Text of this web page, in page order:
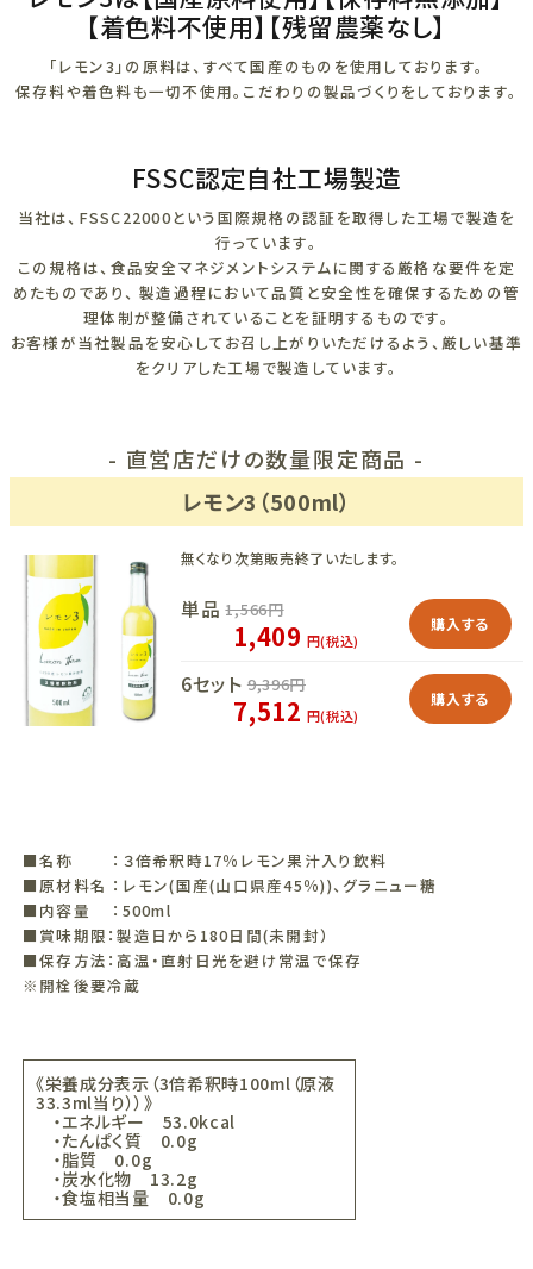
【着色料不使用】【残留農薬なし】
「レモン3」の原料は、すべて国産のものを使用しております。
保存料や着色料も一切不使用。こだわりの製品づくりをしております。
FSSC認定自社工場製造
当社は、FSSC22000という国際規格の認証を取得した工場で製造を
行っています。
この規格は、食品安全マネジメントシステムに関する厳格な要件を定
めたものであり、 製造過程において品質と安全性を確保するための管
理体制が整備されていることを証明するものです。
お客様が当社製品を安心してお召し上がりいただけるよう、厳しい基準
をクリアした工場で製造しています。
- 直営店だけの数量限定商品 -
レモン3（500ml）
無くなり次第販売終了いたします。
単品 1,566円
1,409 円(税込)
購入する
6セット 9,396円
7,512 円(税込)
購入する
■名称 ：３倍希釈時17％レモン果汁入り飲料
■原材料名 ：レモン(国産(山口県産45％))、グラニュー糖
■内容量 ：500ml
■賞味期限：製造日から180日間(未開封）
■保存方法：高温・直射日光を避け常温で保存
※開栓後要冷蔵
《栄養成分表示（3倍希釈時100ml（原液
33.3ml当り））》
・エネルギー 53.0kcal
・たんぱく質 0.0g
・脂質 0.0g
・炭水化物 13.2g
・食塩相当量 0.0g